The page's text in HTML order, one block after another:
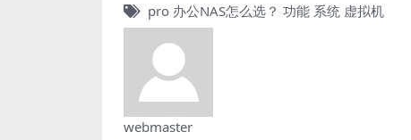
pro 办公NAS怎么选？ 功能 系统 虚拟机
webmaster